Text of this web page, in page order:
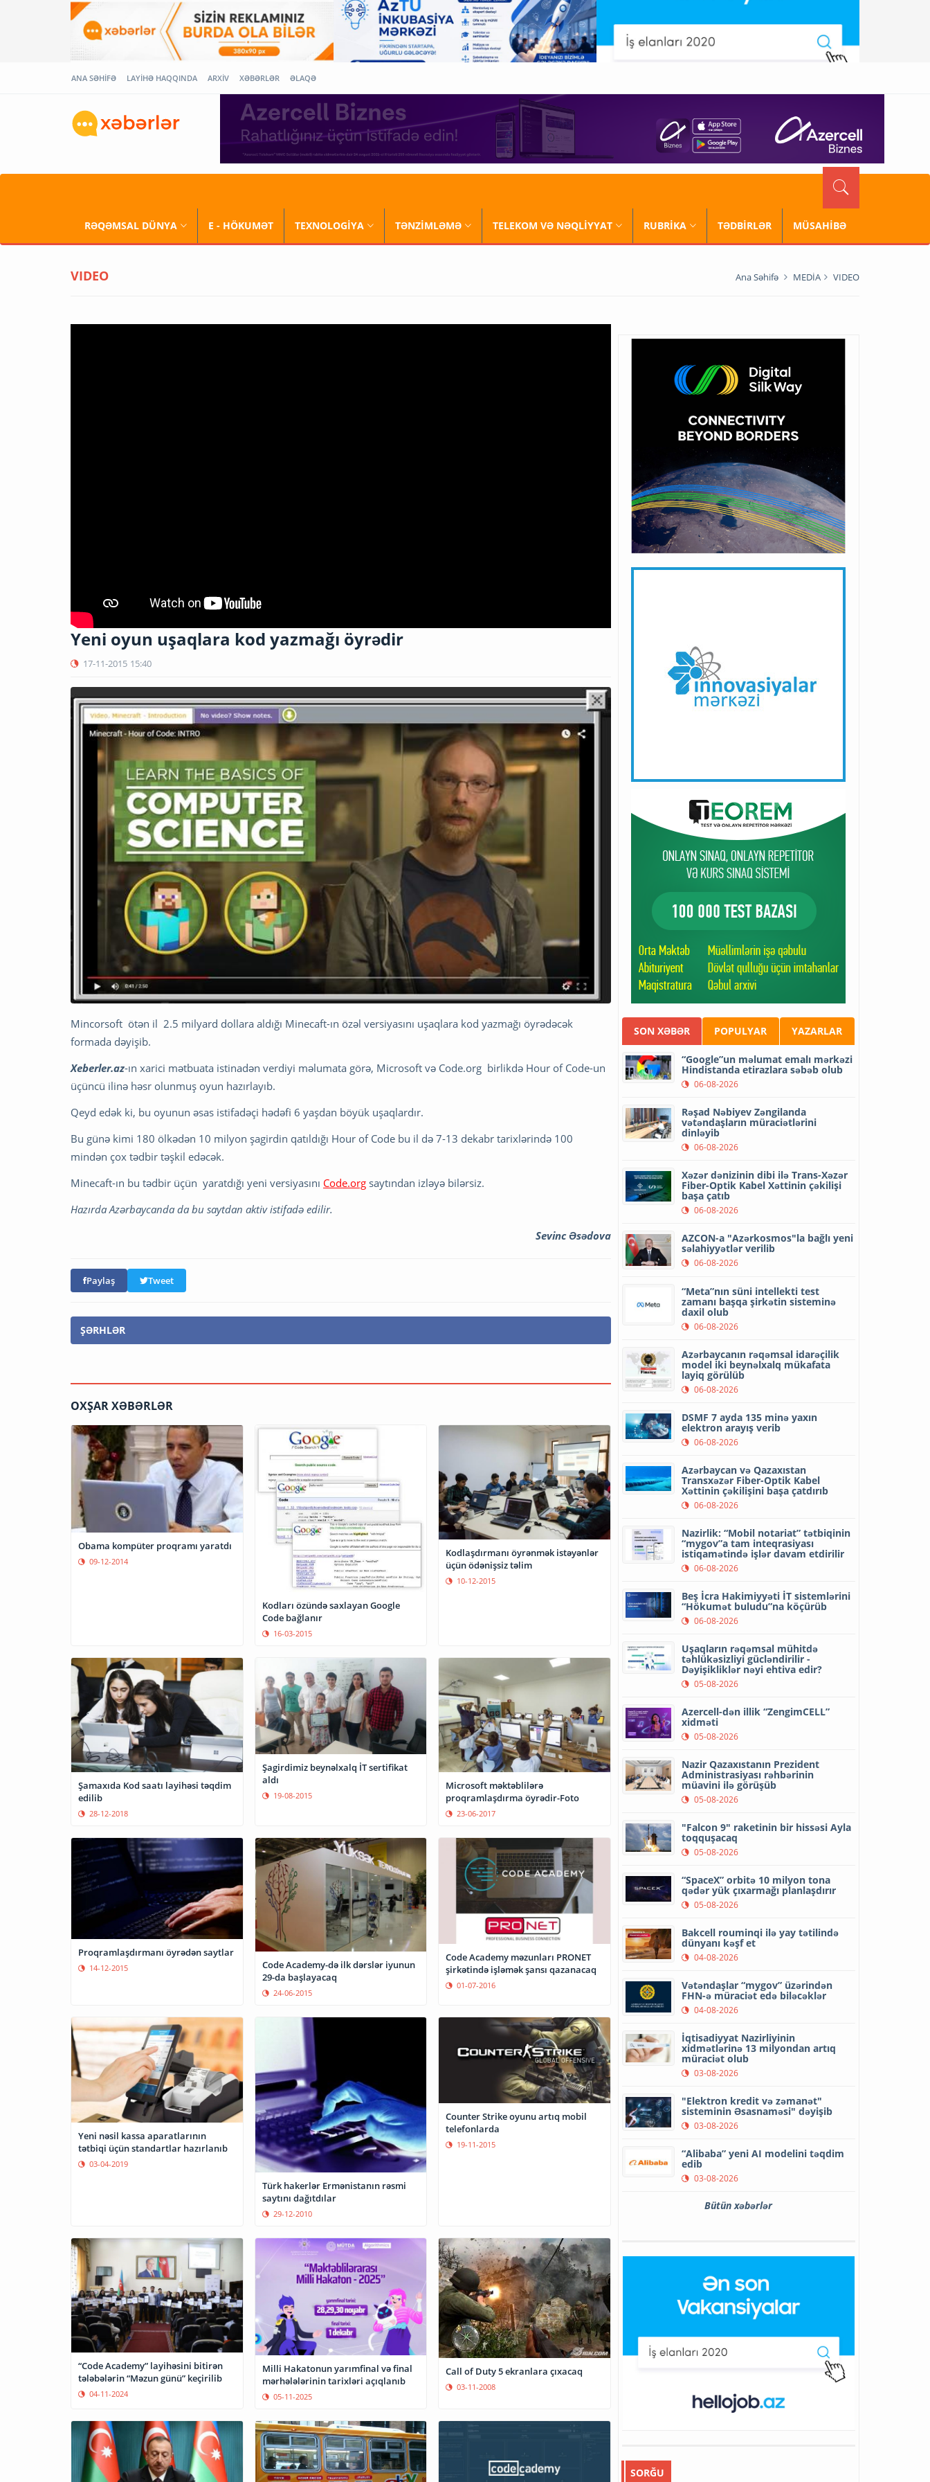
ANA SƏHİFƏ LAYİHƏ HAQQINDA ARXİV XƏBƏRLƏR ƏLAQƏ
RƏQƏMSAL DÜNYA E - HÖKUMƏT TEXNOLOGİYA TƏNZİMLƏMƏ TELEKOM VƏ NƏQLİYYAT RUBRİKA TƏDBİRLƏR MÜSAHİBƏ
VIDEO Ana Səhifə MEDİA VIDEO
Yeni oyun uşaqlara kod yazmağı öyrədir
17-11-2015 15:40
Mincorsoft ötən il 2.5 milyard dollara aldığı Minecaft-ın özəl versiyasını uşaqlara kod yazmağı öyrədəcək
formada dəyişib.
Xeberler.az-ın xarici mətbuata istinadən verdiyi məlumata görə, Microsoft və Code.org birlikdə Hour of Code-un
üçüncü ilinə həsr olunmuş oyun hazırlayıb.
Qeyd edək ki, bu oyunun əsas istifadəçi hədəfi 6 yaşdan böyük uşaqlardır.
Bu günə kimi 180 ölkədən 10 milyon şagirdin qatıldığı Hour of Code bu il də 7-13 dekabr tarixlərində 100
mindən çox tədbir təşkil edəcək.
Minecaft-ın bu tədbir üçün yaratdığı yeni versiyasını Code.org saytından izləyə bilərsiz.
Hazırda Azərbaycanda da bu saytdan aktiv istifadə edilir.
Sevinc Əsədova
Paylaş Tweet
ŞƏRHLƏR
OXŞAR XƏBƏRLƏR
Obama kompüter proqramı yaratdı
09-12-2014
Kodları özündə saxlayan Google
Code bağlanır
16-03-2015
Kodlaşdırmanı öyrənmək istəyənlər
üçün ödənişsiz təlim
10-12-2015
Şamaxıda Kod saatı layihəsi təqdim
edilib
28-12-2018
Şagirdimiz beynəlxalq İT sertifikat
aldı
19-08-2015
Microsoft məktəblilərə
proqramlaşdırma öyrədir-Foto
23-06-2017
Proqramlaşdırmanı öyrədən saytlar
14-12-2015
Code Academy-də ilk dərslər iyunun
29-da başlayacaq
24-06-2015
Code Academy məzunları PRONET
şirkətində işləmək şansı qazanacaq
01-07-2016
Yeni nəsil kassa aparatlarının
tətbiqi üçün standartlar hazırlanıb
03-04-2019
Türk hakerlər Ermənistanın rəsmi
saytını dağıtdılar
29-12-2010
Counter Strike oyunu artıq mobil
telefonlarda
19-11-2015
“Code Academy” layihəsini bitirən
tələbələrin “Məzun günü” keçirilib
04-11-2024
Milli Hakatonun yarımfinal və final
mərhələlərinin tarixləri açıqlanıb
05-11-2025
Call of Duty 5 ekranlara çıxacaq
03-11-2008
SON XƏBƏR POPULYAR YAZARLAR
“Google”un məlumat emalı mərkəzi
Hindistanda etirazlara səbəb olub
06-08-2026
Rəşad Nəbiyev Zəngilanda
vətəndaşların müraciətlərini
dinləyib
06-08-2026
Xəzər dənizinin dibi ilə Trans-Xəzər
Fiber-Optik Kabel Xəttinin çəkilişi
başa çatıb
06-08-2026
AZCON-a "Azərkosmos"la bağlı yeni
səlahiyyətlər verilib
06-08-2026
“Meta”nın süni intellekti test
zamanı başqa şirkətin sisteminə
daxil olub
06-08-2026
Azərbaycanın rəqəmsal idarəçilik
model iki beynəlxalq mükafata
layiq görülüb
06-08-2026
DSMF 7 ayda 135 minə yaxın
elektron arayış verib
06-08-2026
Azərbaycan və Qazaxıstan
Transxəzər Fiber-Optik Kabel
Xəttinin çəkilişini başa çatdırıb
06-08-2026
Nazirlik: “Mobil notariat” tətbiqinin
“mygov”a tam inteqrasiyası
istiqamətində işlər davam etdirilir
06-08-2026
Beş İcra Hakimiyyəti İT sistemlərini
“Hökumət buludu”na köçürüb
06-08-2026
Uşaqların rəqəmsal mühitdə
təhlükəsizliyi gücləndirilir -
Dəyişikliklər nəyi ehtiva edir?
05-08-2026
Azercell-dən illik “ZengimCELL”
xidməti
05-08-2026
Nazir Qazaxıstanın Prezident
Administrasiyası rəhbərinin
müavini ilə görüşüb
05-08-2026
"Falcon 9" raketinin bir hissəsi Ayla
toqquşacaq
05-08-2026
“SpaceX” orbitə 10 milyon tona
qədər yük çıxarmağı planlaşdırır
05-08-2026
Bakcell rouminqi ilə yay tətilində
dünyanı kəşf et
04-08-2026
Vətəndaşlar “mygov” üzərindən
FHN-ə müraciət edə biləcəklər
04-08-2026
İqtisadiyyat Nazirliyinin
xidmətlərinə 13 milyondan artıq
müraciət olub
03-08-2026
"Elektron kredit və zəmanət"
sisteminin Əsasnaməsi" dəyişib
03-08-2026
“Alibaba” yeni AI modelini təqdim
edib
03-08-2026
Bütün xəbərlər
SORĞU